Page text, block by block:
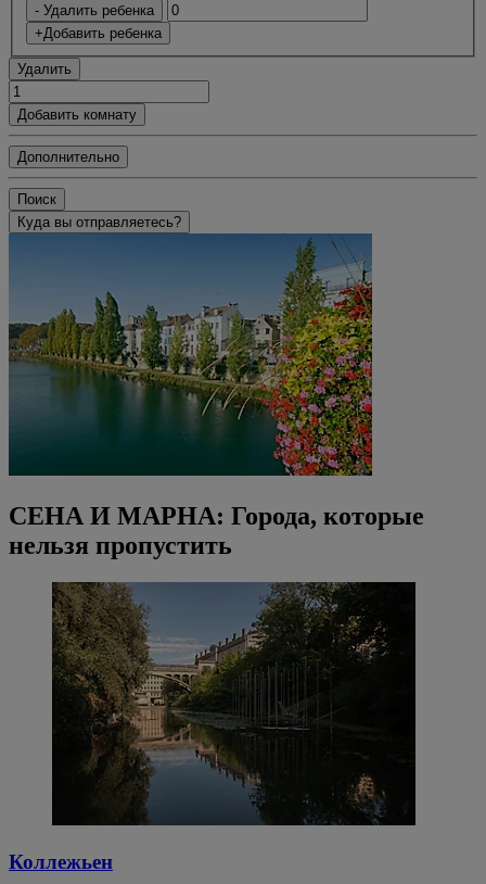
- Удалить ребенка
+Добавить ребенка
Удалить
Добавить комнату
Дополнительно
Поиск
Куда вы отправляетесь?
СЕНА И МАРНА: Города, которые
нельзя пропустить
Коллежьен